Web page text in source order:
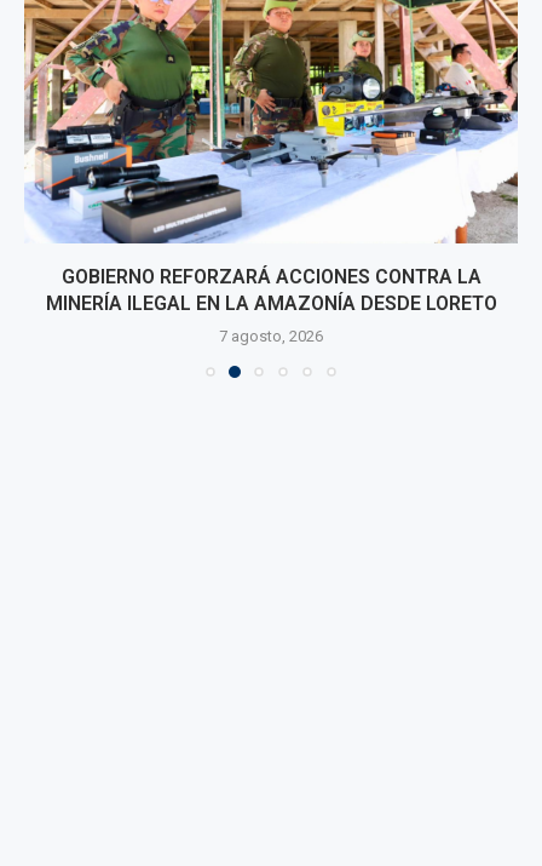
GOBIERNO REFORZARÁ ACCIONES CONTRA LA
MINERÍA ILEGAL EN LA AMAZONÍA DESDE LORETO
7 agosto, 2026